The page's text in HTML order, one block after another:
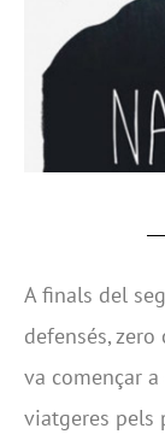
A finals del
defensés,
va començar
viatgeres pels